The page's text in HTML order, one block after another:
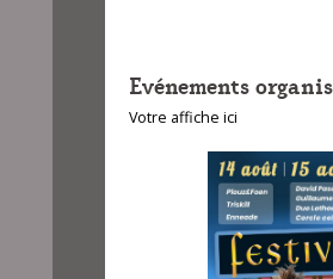
Evénements
Votre affiche ici